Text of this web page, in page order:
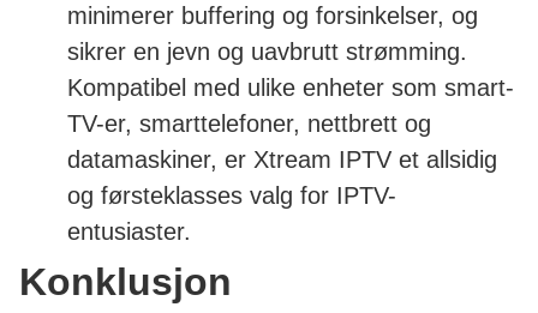
minimerer buffering og forsinkelser, og
sikrer en jevn og uavbrutt strømming.
Kompatibel med ulike enheter som smart-
TV-er, smarttelefoner, nettbrett og
datamaskiner, er Xtream IPTV et allsidig
og førsteklasses valg for IPTV-
entusiaster.
Konklusjon